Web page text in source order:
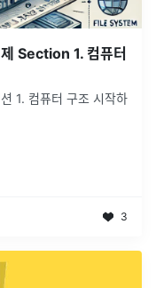
Section 1. 컴퓨터
1. 컴퓨터 구조 시작하
3